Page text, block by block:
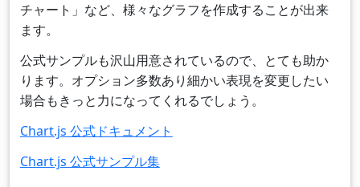
チャート」など、様々なグラフを作成することが出来
ます。
公式サンプルも沢山用意されているので、とても助か
ります。オプション多数あり細かい表現を変更したい
場合もきっと力になってくれるでしょう。
Chart.js 公式ドキュメント
Chart.js 公式サンプル集